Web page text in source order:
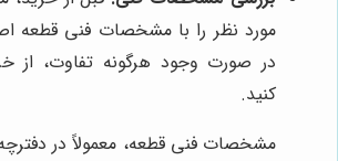
مورد نظر را با مشخصات فنی قطعه
در صورت وجود هرگونه تفاوت، از
کنید.
مشخصات فنی قطعه، معمولاً در